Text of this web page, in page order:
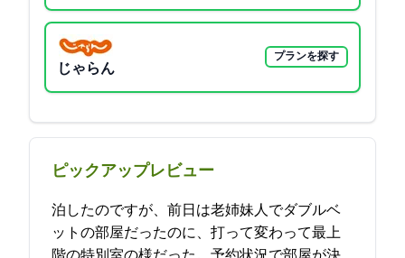
じゃらん
プランを探す
ピックアップレビュー
2泊したのですが、前日は老姉妹2人でダブルベ
ットの部屋だったのに、打って変わって最上